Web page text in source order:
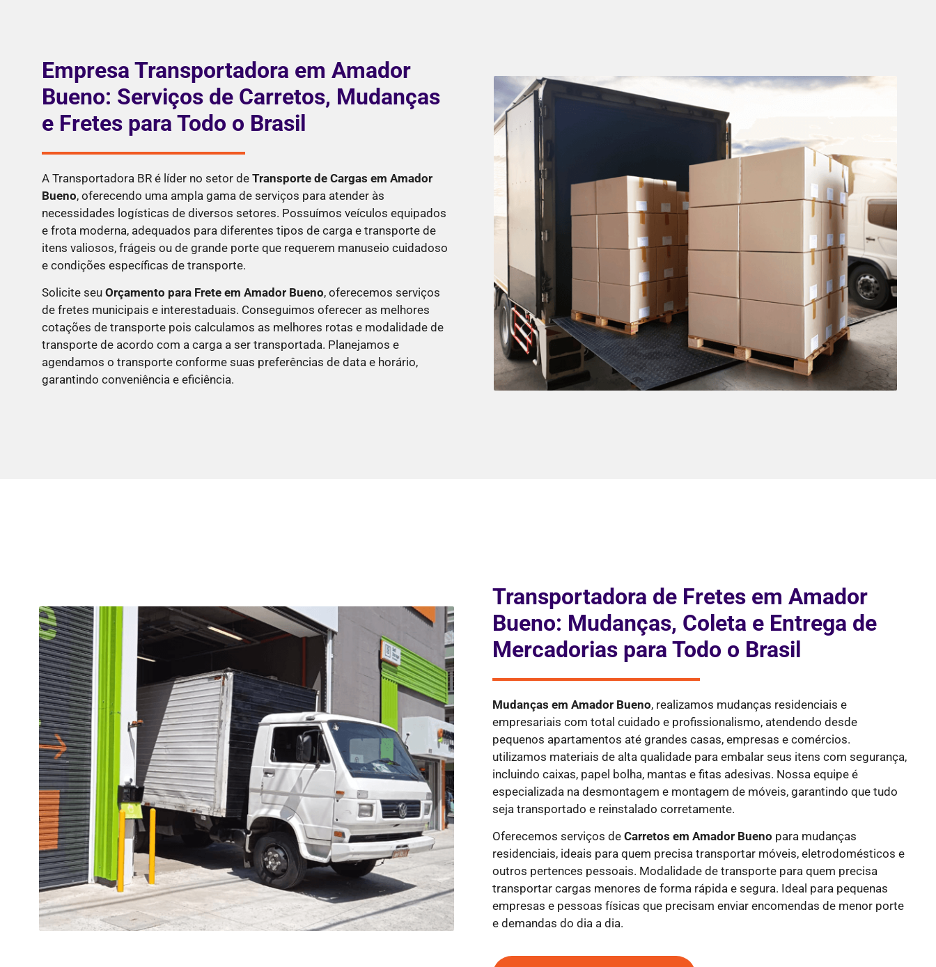
Empresa Transportadora em Amador
Bueno: Serviços de Carretos, Mudanças
e Fretes para Todo o Brasil
A Transportadora BR é líder no setor de Transporte de Cargas em Amador
Bueno, oferecendo uma ampla gama de serviços para atender às
necessidades logísticas de diversos setores. Possuímos veículos equipados
e frota moderna, adequados para diferentes tipos de carga e transporte de
itens valiosos, frágeis ou de grande porte que requerem manuseio cuidadoso
e condições específicas de transporte.
Solicite seu Orçamento para Frete em Amador Bueno, oferecemos serviços
de fretes municipais e interestaduais. Conseguimos oferecer as melhores
cotações de transporte pois calculamos as melhores rotas e modalidade de
transporte de acordo com a carga a ser transportada. Planejamos e
agendamos o transporte conforme suas preferências de data e horário,
garantindo conveniência e eficiência.
Transportadora de Fretes em Amador
Bueno: Mudanças, Coleta e Entrega de
Mercadorias para Todo o Brasil
Mudanças emAmador Bueno, realizamos mudanças residenciais e
empresariais com total cuidado e profissionalismo, atendendo desde
pequenos apartamentos até grandes casas, empresas e comércios.
utilizamos materiais de alta qualidade para embalar seus itens com segurança,
incluindo caixas, papel bolha, mantas e fitas adesivas. Nossa equipe é
especializada na desmontagem e montagem de móveis, garantindo que tudo
seja transportado e reinstalado corretamente.
Oferecemos serviços deCarretos em Amador Bueno para mudanças
residenciais, ideais para quem precisa transportar móveis, eletrodomésticos e
outros pertences pessoais. Modalidade de transporte para quem precisa
transportar cargas menores de forma rápida e segura. Ideal para pequenas
empresas e pessoas físicas que precisam enviar encomendas de menor porte
e demandas do dia a dia.